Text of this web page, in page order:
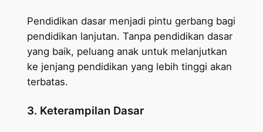
Pendidikan dasar menjadi pintu gerbang bagi
pendidikan lanjutan. Tanpa pendidikan dasar
yang baik, peluang anak untuk melanjutkan
ke jenjang pendidikan yang lebih tinggi akan
terbatas.
3. Keterampilan Dasar